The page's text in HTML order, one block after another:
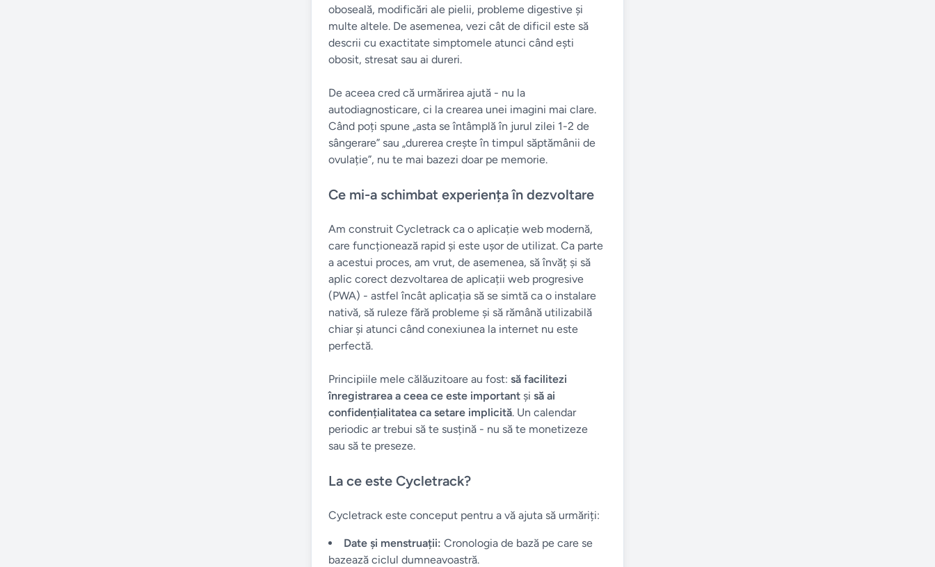
oboseală, modificări ale pielii, probleme digestive și
multe altele. De asemenea, vezi cât de dificil este să
descrii cu exactitate simptomele atunci când ești
obosit, stresat sau ai dureri.
De aceea cred că urmărirea ajută - nu la
autodiagnosticare, ci la crearea unei imagini mai clare.
Când poți spune „asta se întâmplă în jurul zilei 1-2 de
sângerare” sau „durerea crește în timpul săptămânii de
ovulație”, nu te mai bazezi doar pe memorie.
Ce mi-a schimbat experiența în dezvoltare
Am construit Cycletrack ca o aplicație web modernă,
care funcționează rapid și este ușor de utilizat. Ca parte
a acestui proces, am vrut, de asemenea, să învăț și să
aplic corect dezvoltarea de aplicații web progresive
(PWA) - astfel încât aplicația să se simtă ca o instalare
nativă, să ruleze fără probleme și să rămână utilizabilă
chiar și atunci când conexiunea la internet nu este
perfectă.
Principiile mele călăuzitoare au fost: să facilitezi
înregistrarea a ceea ce este important și să ai
confidențialitatea ca setare implicită. Un calendar
periodic ar trebui să te susțină - nu să te monetizeze
sau să te preseze.
La ce este Cycletrack?
Cycletrack este conceput pentru a vă ajuta să urmăriți:
Date și menstruații: Cronologia de bază pe care se
bazează ciclul dumneavoastră.